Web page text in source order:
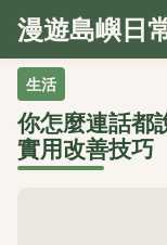
漫遊島嶼日
生活
你怎麼連話都
實用改善技巧